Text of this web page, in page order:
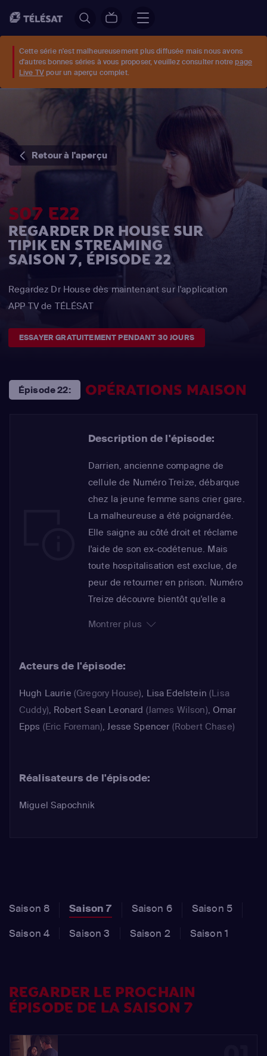
Cette série n'est malheureusement plus diffusée mais nous avons
d'autres bonnes séries à vous proposer, veuillez consulter notre page
Live TV pour un aperçu complet.
Retour à l'aperçu
S07 E22
REGARDER DR HOUSE SUR
TIPIK EN STREAMING
SAISON 7, ÉPISODE 22
Regardez Dr House dès maintenant sur l'application
APP TV de TÉLÉSAT
ESSAYER GRATUITEMENT PENDANT 30 JOURS
Épisode 22: OPÉRATIONS MAISON
Description de l'épisode:
Darrien, ancienne compagne de
cellule de Numéro Treize, débarque
chez la jeune femme sans crier gare.
La malheureuse a été poignardée.
Elle saigne au côté droit et réclame
l'aide de son ex-codétenue. Mais
toute hospitalisation est exclue, de
peur de retourner en prison. Numéro
Treize découvre bientôt qu'elle a
demande à Chase de l'aider à la
teste un médicament pour sa jambe.
participé à l'essai clinique du produit
qu'il s'est inoculé sont tous morts. Un
scanner confirme qu'il a trois tumeurs
Montrer plus
Acteurs de l'épisode:
Hugh Laurie (Gregory House), Lisa Edelstein (Lisa
Cuddy), Robert Sean Leonard (James Wilson),Omar
Epps (Eric Foreman),Jesse Spencer (Robert Chase)
Réalisateurs de l'épisode:
Miguel Sapochnik
Saison 8 Saison 7 Saison 6
Saison 5
Saison 4
Saison 3 Saison 2 Saison 1
REGARDER LE PROCHAIN
ÉPISODE DE LA SAISON 7